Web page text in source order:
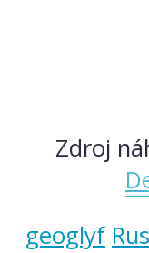
Zdroj
geoglyf